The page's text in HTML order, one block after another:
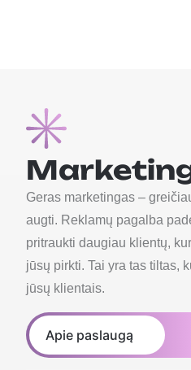
Geras marketingas –
augti. Reklamų pagalba
pritraukti daugiau klientų,
jūsų pirkti. Tai yra tas tiltas,
jūsų klientais.
Apie paslaugą